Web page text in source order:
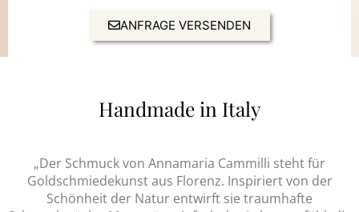
ANFRAGE VERSENDEN
Handmade in Italy
„Der Schmuck von Annamaria Cammilli steht für
Goldschmiedekunst aus Florenz. Inspiriert von der
Schönheit der Natur entwirft sie traumhafte